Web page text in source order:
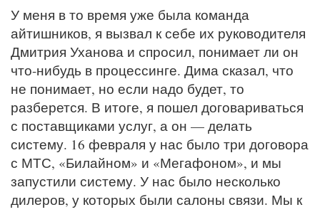
У меня в то время уже была команда
айтишников, я вызвал к себе их руководителя
Дмитрия Уханова и спросил, понимает ли он
что-нибудь в процессинге. Дима сказал, что
не понимает, но если надо будет, то
разберется. В итоге, я пошел договариваться
с поставщиками услуг, а он — делать
систему. 16 февраля у нас было три договора
с МТС, «Билайном» и «Мегафоном», и мы
запустили систему. У нас было несколько
дилеров, у которых были салоны связи. Мы к